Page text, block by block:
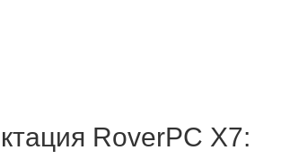
RoverPC Х7: